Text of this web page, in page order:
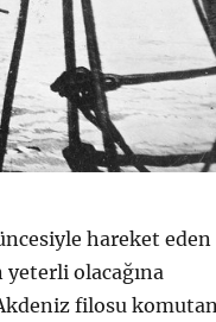
hareket eden
olacağına
filosu